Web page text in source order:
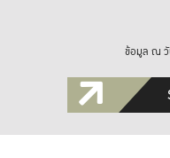
ข้อมูล ณ วั